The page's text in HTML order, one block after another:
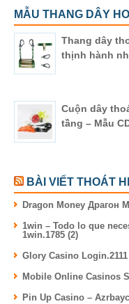
MẪU THANG DÂY
Thang dây
thịnh hành
Cuộn dây
tầng – Mẫu
BÀI VIẾT THOÁT
Dragon Money Драгон
1win – Todo lo que
1win.1785 (2)
Glory Casino Login.2111
Mobile Online Casinos
Pin Up Casino –